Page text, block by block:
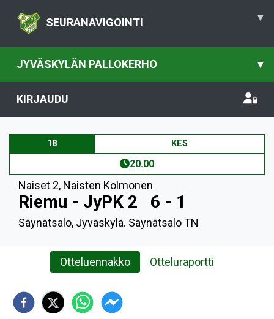
SEURANAVIGOINTI ▾
JYVÄSKYLÄN PALLOKERHO ▾
KIRJAUDU
18 KES
20.00
Naiset 2, Naisten Kolmonen
Riemu - JyPK 2 6 - 1
Säynätsalo, Jyväskylä. Säynätsalo TN
Otteluennakko Otteluraportti